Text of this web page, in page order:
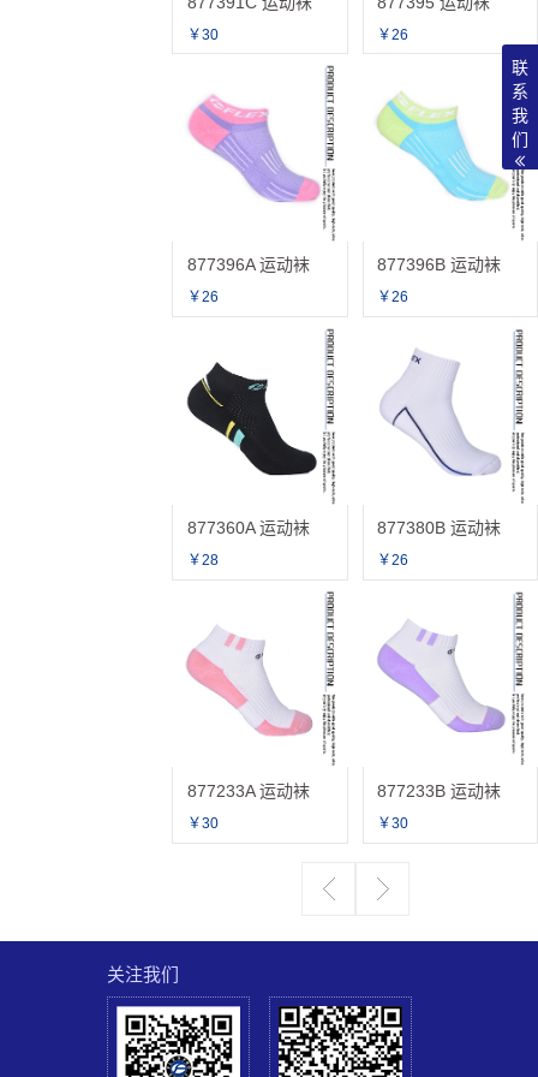
￥30 ￥26
877396A 运动袜
￥26
877396B 运动袜
￥26
877360A 运动袜
￥28
877380B 运动袜
￥26
877233A 运动袜
￥30
877233B 运动袜
￥30
关注我们
联
系
我
们